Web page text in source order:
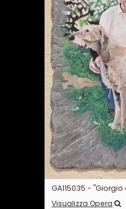
GA115035 -
Visualizza Opera